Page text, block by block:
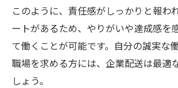
このように、責任感がしっかりと報わ
ートがあるため、やりがいや達成感を
て働くことが可能です。自分の誠実な
職場を求める方には、企業配送は最適
しょう。